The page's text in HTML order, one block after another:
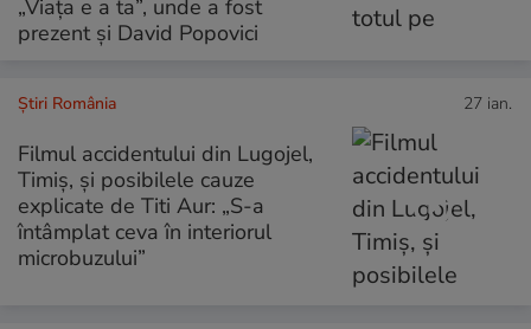
„Viața e a ta”, unde a fost
prezent și David Popovici
Știri România 27 ian.
Filmul accidentului din Lugojel,
Timiș, și posibilele cauze
explicate de Titi Aur: „S-a
întâmplat ceva în interiorul
microbuzului”